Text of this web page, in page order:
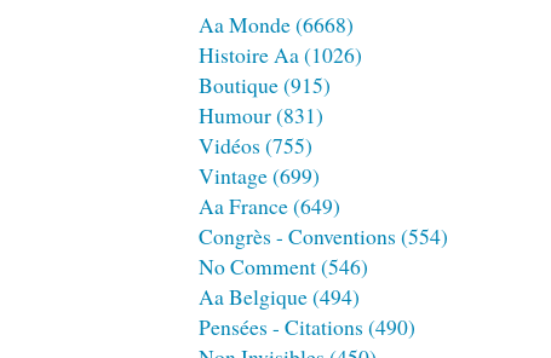
Aa Monde(6668)
Histoire Aa(1026)
Boutique(915)
Humour(831)
Vidéos (755)
Vintage(699)
Aa France(649)
Congrès - Conventions (554)
No Comment(546)
Aa Belgique(494)
Pensées - Citations (490)